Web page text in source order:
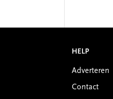
HELP
Adverteren
Contact